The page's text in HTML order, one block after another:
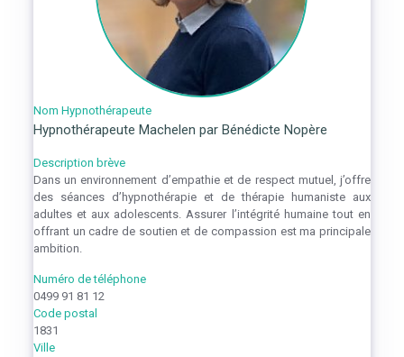
Nom Hypnothérapeute
Hypnothérapeute Machelen par Bénédicte Nopère
Description brève
Dans un environnement d’empathie et de respect mutuel, j’offre
des séances d’hypnothérapie et de thérapie humaniste aux
adultes et aux adolescents. Assurer l’intégrité humaine tout en
offrant un cadre de soutien et de compassion est ma principale
ambition.
Numéro de téléphone
0499 91 81 12
Code postal
1831
Ville